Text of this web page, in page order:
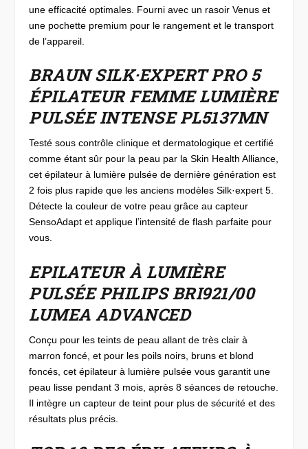
une efficacité optimales. Fourni avec un rasoir Venus et
une pochette premium pour le rangement et le transport
de l’appareil.
BRAUN SILK·EXPERT PRO 5
ÉPILATEUR FEMME LUMIÈRE
PULSÉE INTENSE PL5137MN
Testé sous contrôle clinique et dermatologique et certifié
comme étant sûr pour la peau par la Skin Health Alliance,
cet épilateur à lumière pulsée de dernière génération est
2 fois plus rapide que les anciens modèles Silk·expert 5.
Détecte la couleur de votre peau grâce au capteur
SensoAdapt et applique l’intensité de flash parfaite pour
vous.
EPILATEUR À LUMIÈRE
PULSÉE PHILIPS BRI921/00
LUMEA ADVANCED
Conçu pour les teints de peau allant de très clair à
marron foncé, et pour les poils noirs, bruns et blond
foncés, cet épilateur à lumière pulsée vous garantit une
peau lisse pendant 3 mois, après 8 séances de retouche.
Il intègre un capteur de teint pour plus de sécurité et des
résultats plus précis.